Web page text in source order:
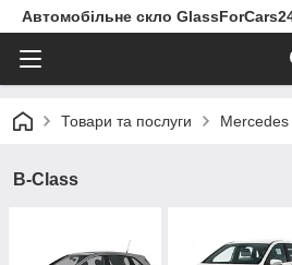
Автомобільне скло
Товари та послуги Mercedes
B-Class